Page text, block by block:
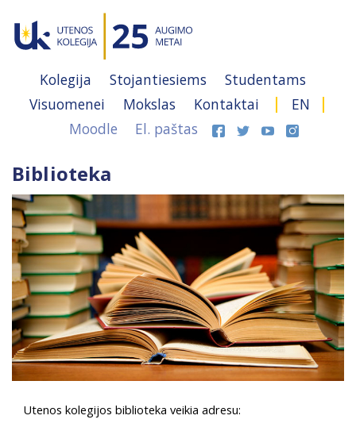
Kolegija Stojantiesiems
Studentams
Visuomenei
Mokslas Kontaktai
EN
Moodle
El. paštas
Biblioteka
Utenos kolegijos biblioteka veikia adresu: